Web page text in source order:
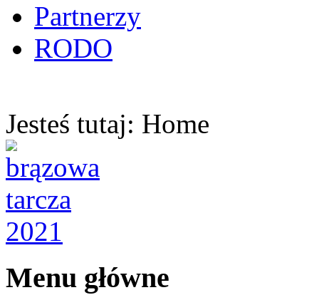
Partnerzy
RODO
Jesteś tutaj: Home
Menu główne